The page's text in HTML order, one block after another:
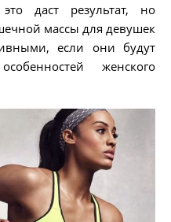
даст результат, но
массы для девушек
если они будут
женского